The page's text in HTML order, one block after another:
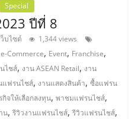
Special
ปีที่ 8
บไซต์
1,344 views
e-Commerce, Event, Franchise,
ไชส์, งาน ASEAN Retail, งาน
แฟรนไชส์, งานแสดงสินค้า,ซื้อแฟรน
กิจให้เลือกลงทุน,พาชมแฟรนไชส์,
น,รีวิวงานแฟรนไชส์,รีวิวแฟรนไชส์,